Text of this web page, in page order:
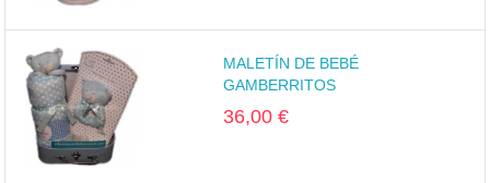
MALETÍN DE BEBÉ
GAMBERRITOS
36,00 €